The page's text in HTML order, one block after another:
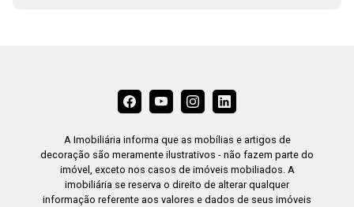
A Imobiliária informa que as mobílias e artigos de
decoração são meramente ilustrativos - não fazem parte do
imóvel, exceto nos casos de imóveis mobiliados. A
imobiliária se reserva o direito de alterar qualquer
informação referente aos valores e dados de seus imóveis